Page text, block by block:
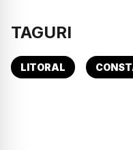
TAGURI
LITORAL